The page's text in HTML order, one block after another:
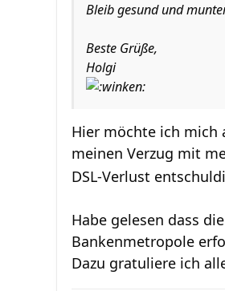
Bleib gesund und
Beste Grüße,
Holgi
Hier möchte ich mich
meinen Verzug mit
DSL-Verlust
Habe gelesen dass
Bankenmetropole
Dazu gratuliere ich